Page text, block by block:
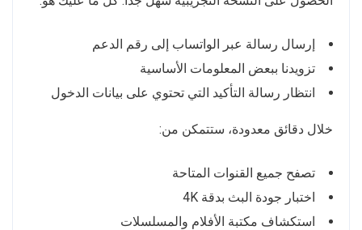
إرسال رسالة عبر الواتساب إلى رقم الدعم
تزويدنا ببعض المعلومات الأساسية
انتظار رسالة التأكيد التي تحتوي على بيانات الدخول
خلال دقائق معدودة، ستتمكن من:
تصفح جميع القنوات المتاحة
اختبار جودة البث بدقة 4K
استكشاف مكتبة الأفلام والمسلسلات